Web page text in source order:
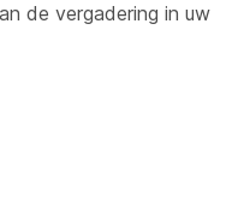
de vergadering in uw